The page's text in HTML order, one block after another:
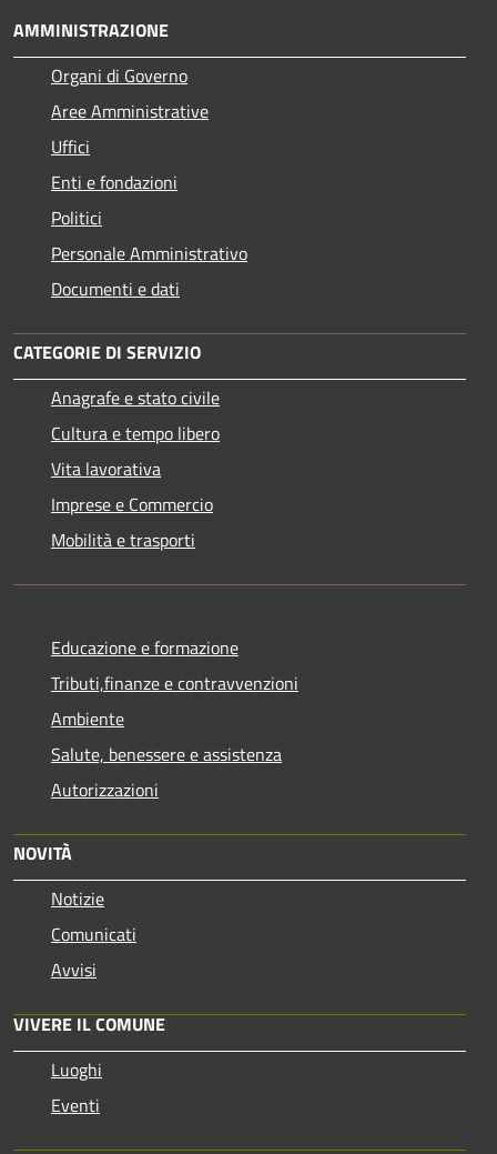
AMMINISTRAZIONE
Organi di Governo
Aree Amministrative
Uffici
Enti e fondazioni
Politici
Personale Amministrativo
Documenti e dati
CATEGORIE DI SERVIZIO
Anagrafe e stato civile
Cultura e tempo libero
Vita lavorativa
Imprese e Commercio
Mobilità e trasporti
Educazione e formazione
Tributi,finanze e contravvenzioni
Ambiente
Salute, benessere e assistenza
Autorizzazioni
NOVITÀ
Notizie
Comunicati
Avvisi
VIVERE IL COMUNE
Luoghi
Eventi